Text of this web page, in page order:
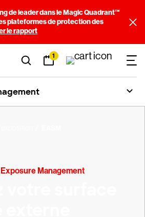
de leader dans le Magic Quadrant™
plateformes de protection des
le rapport
1
Management